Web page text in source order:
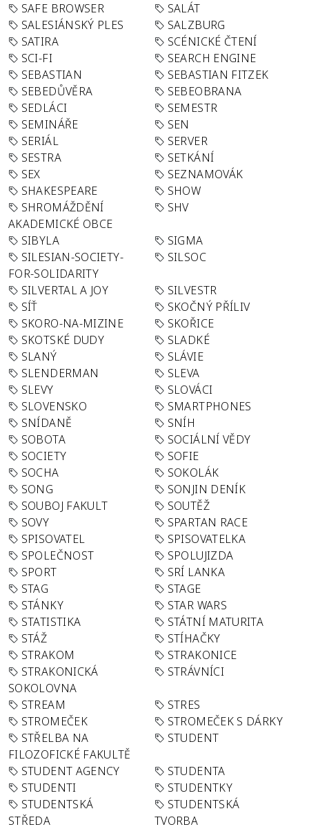
SAFE BROWSER
SALÁT
SALESIÁNSKÝ PLES
SALZBURG
SATIRA
SCÉNICKÉ ČTENÍ
SCI-FI
SEARCH ENGINE
SEBASTIAN
SEBASTIAN FITZEK
SEBEDŮVĚRA
SEBEOBRANA
SEDLÁCI
SEMESTR
SEMINÁŘE
SEN
SERIÁL
SERVER
SESTRA
SETKÁNÍ
SEX
SEZNAMOVÁK
SHAKESPEARE
SHOW
SHROMÁŽDĚNÍ
AKADEMICKÉ OBCE
SHV
SIBYLA
SIGMA
SILESIAN-SOCIETY-
FOR-SOLIDARITY
SILSOC
SILVERTAL A JOY
SILVESTR
SÍŤ
SKOČNÝ PŘÍLIV
SKORO-NA-MIZINE
SKOŘICE
SKOTSKÉ DUDY
SLADKÉ
SLANÝ
SLÁVIE
SLENDERMAN
SLEVA
SLEVY
SLOVÁCI
SLOVENSKO
SMARTPHONES
SNÍDANĚ
SNÍH
SOBOTA
SOCIÁLNÍ VĚDY
SOCIETY
SOFIE
SOCHA
SOKOLÁK
SONG
SONJIN DENÍK
SOUBOJ FAKULT
SOUTĚŽ
SOVY
SPARTAN RACE
SPISOVATEL
SPISOVATELKA
SPOLEČNOST
SPOLUJIZDA
SPORT
SRÍ LANKA
STAG
STAGE
STÁNKY
STAR WARS
STATISTIKA
STÁTNÍ MATURITA
STÁŽ
STÍHAČKY
STRAKOM
STRAKONICE
STRAKONICKÁ
SOKOLOVNA
STRÁVNÍCI
STREAM
STRES
STROMEČEK
STROMEČEK S DÁRKY
STŘELBA NA
FILOZOFICKÉ FAKULTĚ
STUDENT
STUDENT AGENCY
STUDENTA
STUDENTI
STUDENTKY
STUDENTSKÁ
STŘEDA
STUDENTSKÁ
TVORBA